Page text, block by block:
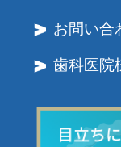
お問い合
歯科医院